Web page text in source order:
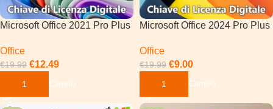
Microsoft Office 2021 Pro Plus
Office
€19.99 €12.49
Aggiungi Al Carrello
Microsoft Office 2024 Pro Plus
Office
€19.99 €9.00
Aggiungi Al Carrello